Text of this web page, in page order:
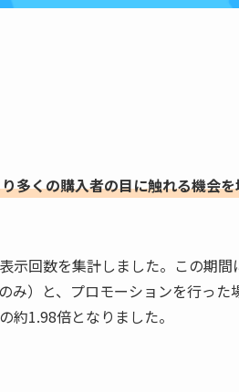
多くの購入者の目に触れる機会
示回数を集計しました。この期間
み）と、プロモーションを行った
1.98倍となりました。